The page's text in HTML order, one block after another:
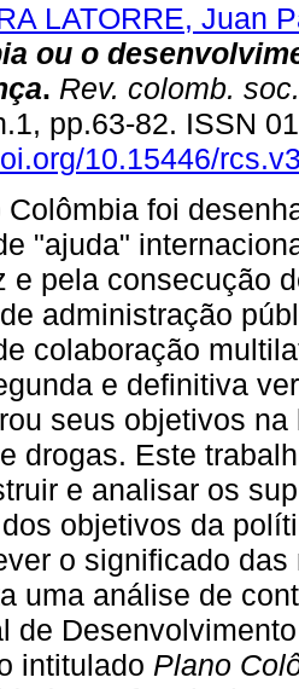
LATORRE, Juan
ou o
. Rev. colomb. soc.
pp.63-82. ISSN
10.15446/
Colômbia foi
"ajuda"
e pela consecução
administração
colaboração
e definitiva
seus objetivos na
drogas. Este
e analisar os
objetivos da
o significado
uma análise de
de
intitulado Plano